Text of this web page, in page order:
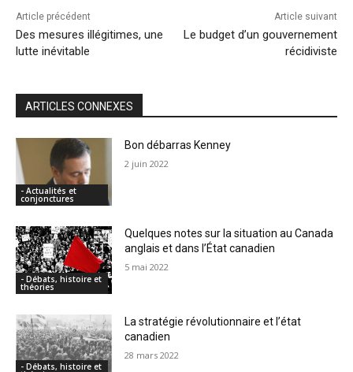
Article précédent
Des mesures illégitimes, une
lutte inévitable
Article suivant
Le budget d’un gouvernement
récidiviste
ARTICLES CONNEXES
- Actualités et
conjonctures
Bon débarras Kenney
2 juin 2022
- Débats, histoire et
théories
Quelques notes sur la situation au Canada
anglais et dans l’État canadien
5 mai 2022
- Débats, histoire et
La stratégie révolutionnaire et l’état
canadien
28 mars 2022